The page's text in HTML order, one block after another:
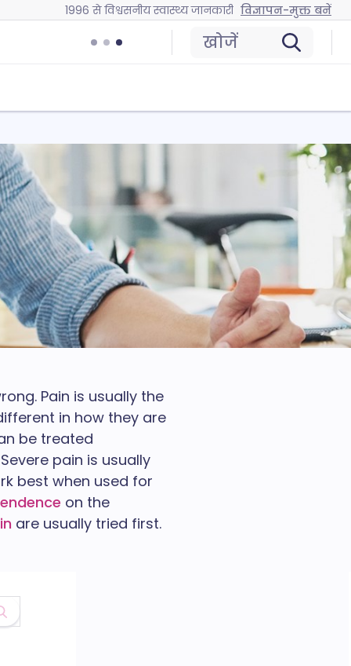
1996 से विश्वसनीय स्वास्थ्य जानकारी विज्ञापन-मुक्त बनें
खोजें
Pain is usually the
in how they are
be treated
pain is usually
best when used for
on the
are usually tried first.